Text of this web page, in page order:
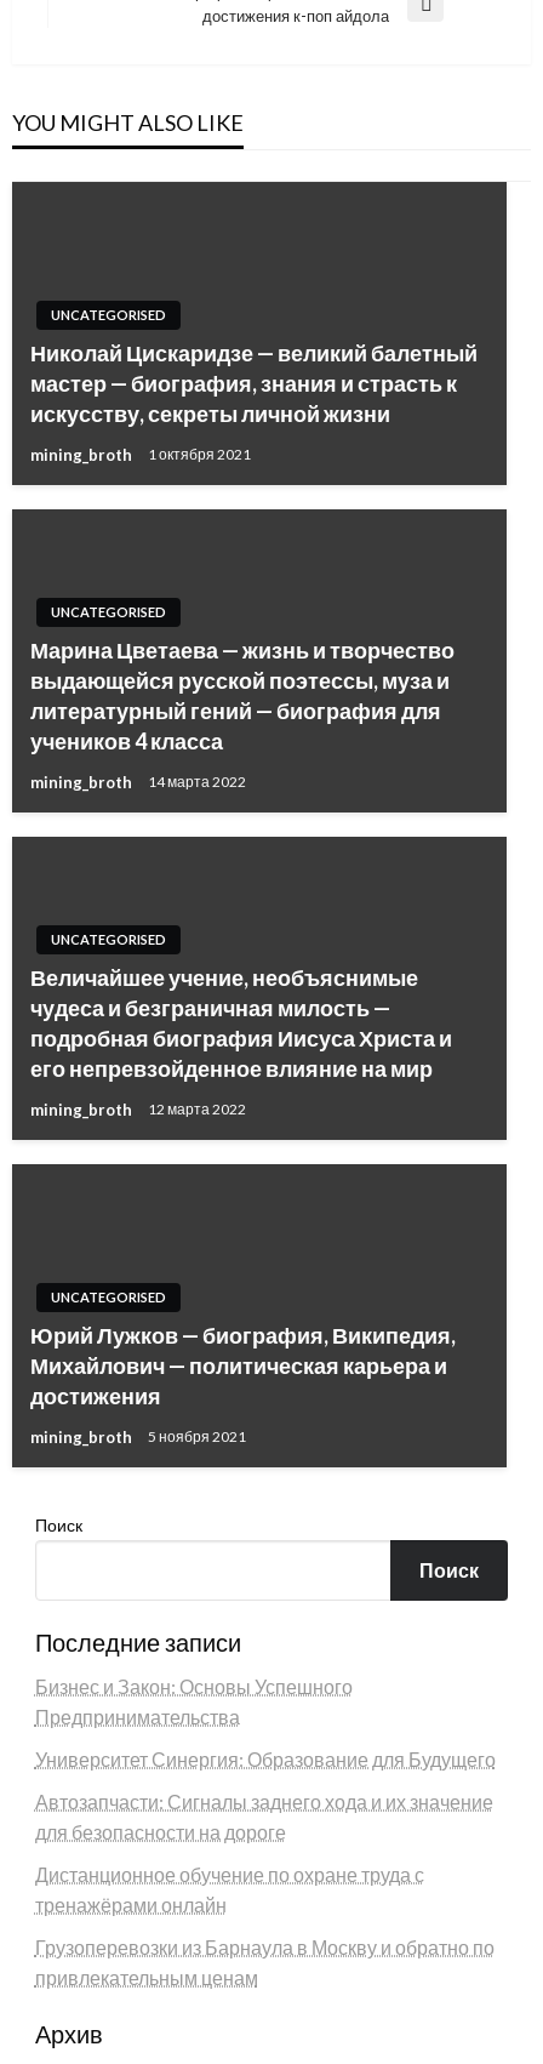
достижения к-поп айдола
YOU MIGHT ALSO LIKE
UNCATEGORISED
Николай Цискаридзе — великий балетный
мастер — биография, знания и страсть к
искусству, секреты личной жизни
mining_broth 1 октября 2021
UNCATEGORISED
Марина Цветаева — жизнь и творчество
выдающейся русской поэтессы, муза и
литературный гений — биография для
учеников 4 класса
mining_broth 14 марта 2022
UNCATEGORISED
Величайшее учение, необъяснимые
чудеса и безграничная милость —
подробная биография Иисуса Христа и
его непревзойденное влияние на мир
mining_broth 12 марта 2022
UNCATEGORISED
Юрий Лужков — биография, Википедия,
Михайлович — политическая карьера и
достижения
mining_broth 5 ноября 2021
Поиск
Поиск
Последние записи
Бизнес и Закон: Основы Успешного
Предпринимательства
Университет Синергия: Образование для Будущего
Автозапчасти: Сигналы заднего хода и их значение
для безопасности на дороге
Дистанционное обучение по охране труда с
тренажёрами онлайн
Грузоперевозки из Барнаула в Москву и обратно по
привлекательным ценам
Архив